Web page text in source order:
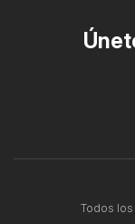
Todos